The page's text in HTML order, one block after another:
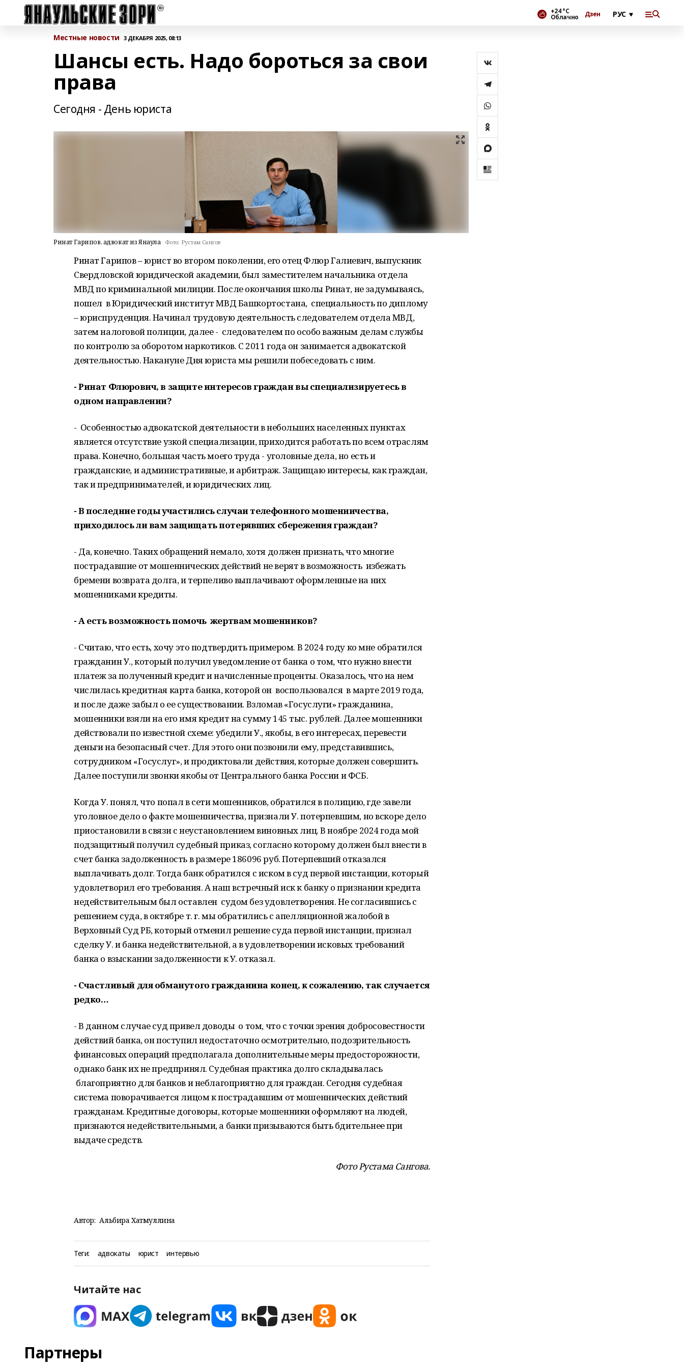
+24 °С
Облачно Дзен
Местные новости 3 ДЕКАБРЯ 2025, 08:13
Шансы есть. Надо бороться за свои
права
Сегодня - День юриста
Ринат Гарипов, адвокат из Янаула Фото: Рустам Сангов
Ринат Гарипов – юрист во втором поколении, его отец Флюр Галиевич, выпускник
Свердловской юридической академии, был заместителем начальника отдела
МВД по криминальной милиции. После окончания школы Ринат, не задумываясь,
пошел в Юридический институт МВД Башкортостана, специальность по диплому
– юриспруденция. Начинал трудовую деятельность следователем отдела МВД,
затем налоговой полиции, далее - следователем по особо важным делам службы
по контролю за оборотом наркотиков. С 2011 года он занимается адвокатской
деятельностью. Накануне Дня юриста мы решили побеседовать с ним.
- Ринат Флюрович, в защите интересов граждан вы специализируетесь в
одном направлении?
- Особенностью адвокатской деятельности в небольших населенных пунктах
является отсутствие узкой специализации, приходится работать по всем отраслям
права. Конечно, большая часть моего труда - уголовные дела, но есть и
гражданские, и административные, и арбитраж. Защищаю интересы, как граждан,
так и предпринимателей, и юридических лиц.
- В последние годы участились случаи телефонного мошенничества,
приходилось ли вам защищать потерявших сбережения граждан?
- Да, конечно. Таких обращений немало, хотя должен признать, что многие
пострадавшие от мошеннических действий не верят в возможность избежать
бремени возврата долга, и терпеливо выплачивают оформленные на них
мошенниками кредиты.
- А есть возможность помочь жертвам мошенников?
- Считаю, что есть, хочу это подтвердить примером. В 2024 году ко мне обратился
гражданин У., который получил уведомление от банка о том, что нужно внести
платеж за полученный кредит и начисленные проценты. Оказалось, что на нем
числилась кредитная карта банка, которой он воспользовался в марте 2019 года,
и после даже забыл о ее существовании. Взломав «Госуслуги» гражданина,
мошенники взяли на его имя кредит на сумму 145 тыс. рублей. Далее мошенники
действовали по известной схеме: убедили У., якобы, в его интересах, перевести
деньги на безопасный счет. Для этого они позвонили ему, представившись,
сотрудником «Госуслуг», и продиктовали действия, которые должен совершить.
Далее поступили звонки якобы от Центрального банка России и ФСБ.
Когда У. понял, что попал в сети мошенников, обратился в полицию, где завели
уголовное дело о факте мошенничества, признали У. потерпевшим, но вскоре дело
приостановили в связи с неустановлением виновных лиц. В ноябре 2024 года мой
подзащитный получил судебный приказ, согласно которому должен был внести в
счет банка задолженность в размере 186096 руб. Потерпевший отказался
выплачивать долг. Тогда банк обратился с иском в суд первой инстанции, который
удовлетворил его требования. А наш встречный иск к банку о признании кредита
недействительным был оставлен судом без удовлетворения. Не согласившись с
решением суда, в октябре т. г. мы обратились с апелляционной жалобой в
Верховный Суд РБ, который отменил решение суда первой инстанции, признал
сделку У. и банка недействительной, а в удовлетворении исковых требований
банка о взыскании задолженности к У. отказал.
- Счастливый для обманутого гражданина конец, к сожалению, так случается
редко…
- В данном случае суд привел доводы о том, что с точки зрения добросовестности
действий банка, он поступил недостаточно осмотрительно, подозрительность
финансовых операций предполагала дополнительные меры предосторожности,
однако банк их не предпринял. Судебная практика долго складывалась
благоприятно для банков и неблагоприятно для граждан. Сегодня судебная
система поворачивается лицом к пострадавшим от мошеннических действий
гражданам. Кредитные договоры, которые мошенники оформляют на людей,
признаются недействительными, а банки призываются быть бдительнее при
выдаче средств.
Фото Рустама Сангова.
Автор: Альбира Хатмуллина
Теги: адвокаты юрист интервью
Читайте нас
Партнеры